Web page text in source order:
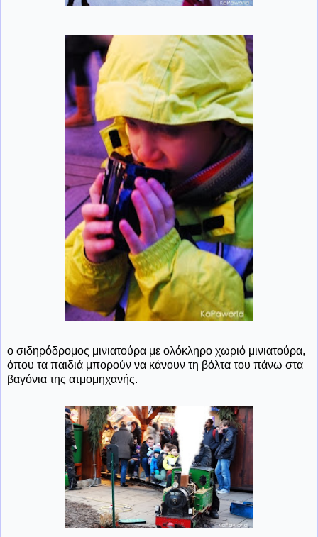
ο σιδηρόδρομος μινιατούρα με ολόκληρο χωριό μινιατούρα,
όπου τα παιδιά μπορούν να κάνουν τη βόλτα του πάνω στα
βαγόνια της ατμομηχανής.